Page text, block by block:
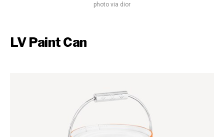
photo via dior
LV Paint Can